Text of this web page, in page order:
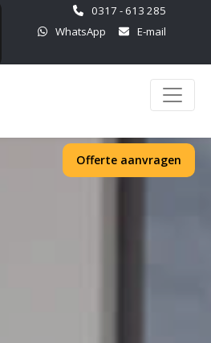
0317 - 613 285
WhatsApp
E-mail
Offerte aanvragen